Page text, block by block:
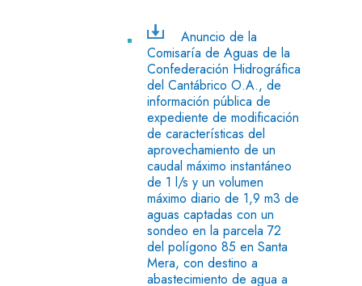
Anuncio de la
Comisaría de Aguas de la
Confederación Hidrográfica
del Cantábrico O.A., de
información pública de
expediente de modificación
de características del
aprovechamiento de un
caudal máximo instantáneo
de 1 l/s y un volumen
máximo diario de 1,9 m3 de
aguas captadas con un
sondeo en la parcela 72
del polígono 85 en Santa
Mera, con destino a
abastecimiento de agua a